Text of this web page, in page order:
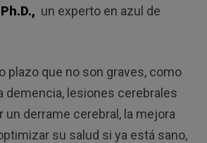
un experto en azul de
plazo que no son graves, como
demencia, lesiones cerebrales
derrame cerebral, la mejora
su salud si ya está sano,